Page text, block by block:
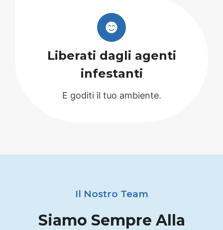
Liberati dagli agenti
infestanti
E goditi il tuo ambiente.
Il Nostro Team
Siamo Sempre Alla